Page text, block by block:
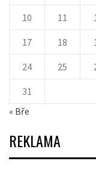
10 11
17 18
24 25
31
« Bře
REKLAMA